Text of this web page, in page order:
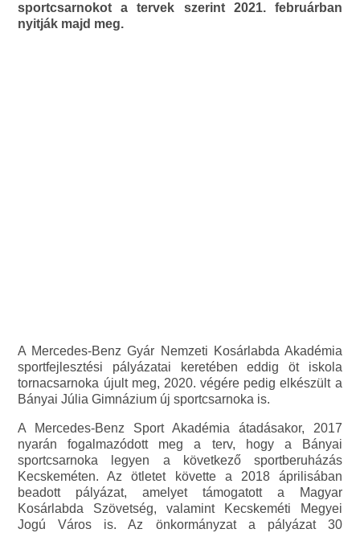
sportcsarnokot a tervek szerint 2021. februárban
nyitják majd meg.
A Mercedes-Benz Gyár Nemzeti Kosárlabda Akadémia
sportfejlesztési pályázatai keretében eddig öt iskola
tornacsarnoka újult meg, 2020. végére pedig elkészült a
Bányai Júlia Gimnázium új sportcsarnoka is.
A Mercedes-Benz Sport Akadémia átadásakor, 2017
nyarán fogalmazódott meg a terv, hogy a Bányai
sportcsarnoka legyen a következő sportberuházás
Kecskeméten. Az ötletet követte a 2018 áprilisában
beadott pályázat, amelyet támogatott a Magyar
Kosárlabda Szövetség, valamint Kecskeméti Megyei
Jogú Város is. Az önkormányzat a pályázat 30